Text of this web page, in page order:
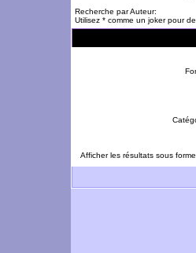
Recherche par Auteur:
Utilisez * comme un joker pour
Afficher les résultats sous